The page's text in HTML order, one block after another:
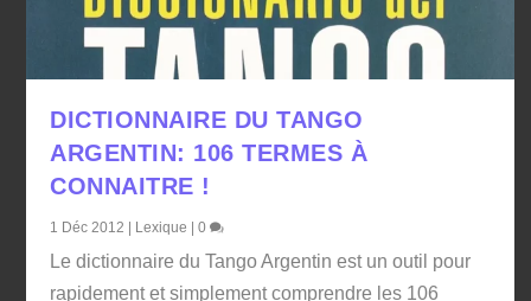
DICTIONNAIRE DU TANGO
ARGENTIN: 106 TERMES À
CONNAITRE !
1 Déc 2012 | Lexique |0
Le dictionnaire du Tango Argentin est un outil pour
rapidement et simplement comprendre les 106